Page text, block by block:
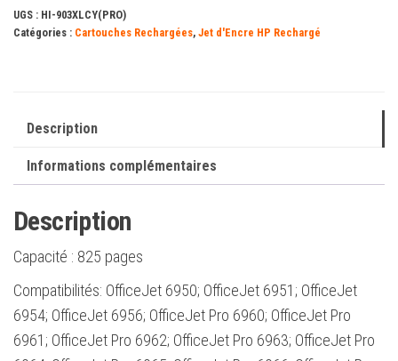
d'encre
T6M03AE/T6L87AE
renforcée
les
mises
niveau)
UGS : HI-903XLCY(PRO)
Catégories : Cartouches Rechargées, Jet d'Encre HP Rechargé
Description
Informations complémentaires
Description
Capacité : 825 pages
Compatibilités: OfficeJet 6950; OfficeJet 6951; OfficeJet
6954; OfficeJet 6956; OfficeJet Pro 6960; OfficeJet Pro
6961; OfficeJet Pro 6962; OfficeJet Pro 6963; OfficeJet Pro